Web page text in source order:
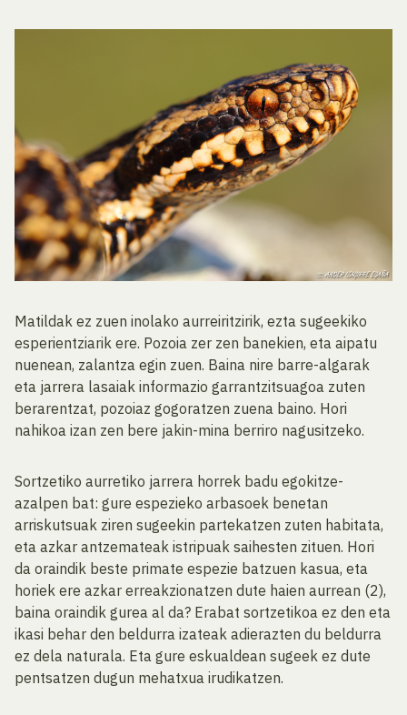
Matildak ez zuen inolako aurreiritzirik, ezta sugeekiko
esperientziarik ere. Pozoia zer zen banekien, eta aipatu
nuenean, zalantza egin zuen. Baina nire barre-algarak
eta jarrera lasaiak informazio garrantzitsuagoa zuten
berarentzat, pozoiaz gogoratzen zuena baino. Hori
nahikoa izan zen bere jakin-mina berriro nagusitzeko.
Sortzetiko aurretiko jarrera horrek badu egokitze-
azalpen bat: gure espezieko arbasoek benetan
arriskutsuak ziren sugeekin partekatzen zuten habitata,
eta azkar antzemateak istripuak saihesten zituen. Hori
da oraindik beste primate espezie batzuen kasua, eta
horiek ere azkar erreakzionatzen dute haien aurrean (2),
baina oraindik gurea al da? Erabat sortzetikoa ez den eta
ikasi behar den beldurra izateak adierazten du beldurra
ez dela naturala. Eta gure eskualdean sugeek ez dute
pentsatzen dugun mehatxua irudikatzen.